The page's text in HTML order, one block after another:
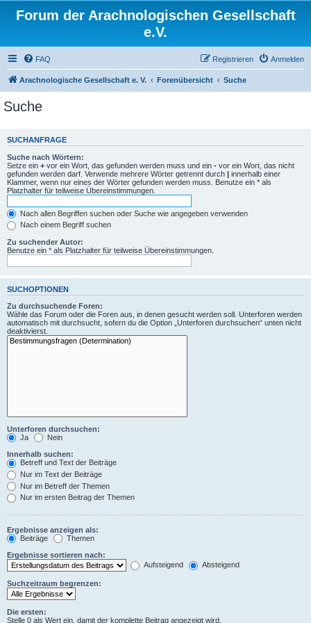
Forum der Arachnologischen Gesellschaft
e.V.
FAQ Anmelden
Registrieren
Arachnologische Gesellschaft e. V. Forenübersicht Suche
Suche
SUCHANFRAGE
Suche nach Wörtern:
Setze ein + vor ein Wort, das gefunden werden muss und ein - vor ein Wort, das nicht
gefunden werden darf. Verwende mehrere Wörter getrennt durch | innerhalb einer
Klammer, wenn nur eines der Wörter gefunden werden muss. Benutze ein * als
Platzhalter für teilweise Übereinstimmungen.
Nach allen Begriffen suchen oder Suche wie angegeben verwenden
Nach einem Begriff suchen
Zu suchender Autor:
Benutze ein * als Platzhalter für teilweise Übereinstimmungen.
SUCHOPTIONEN
Zu durchsuchende Foren:
Wähle das Forum oder die Foren aus, in denen gesucht werden soll. Unterforen werden
automatisch mit durchsucht, sofern du die Option „Unterforen durchsuchen“ unten nicht
deaktivierst.
Unterforen durchsuchen:
Ja
Nein
Innerhalb suchen:
Betreff und Text der Beiträge
Nur im Text der Beiträge
Nur im Betreff der Themen
Nur im ersten Beitrag der Themen
Ergebnisse anzeigen als:
Beiträge
Themen
Ergebnisse sortieren nach:
Aufsteigend
Absteigend
Suchzeitraum begrenzen:
Die ersten:
Stelle 0 als Wert ein, damit der komplette Beitrag angezeigt wird.